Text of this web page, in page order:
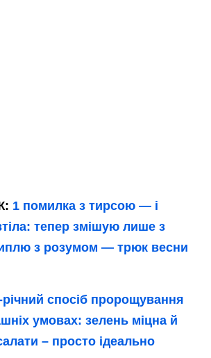
1 помилка з тирсою — і
тепер змішую лише з
з розумом — трюк весни
річний спосіб пророщування
умовах: зелень міцна й
– просто ідеально